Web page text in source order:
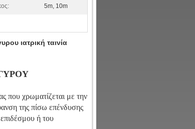
5m, 10m
ιατρική ταινία
που χρωματίζεται με την
της πίσω επένδυσης
ή του